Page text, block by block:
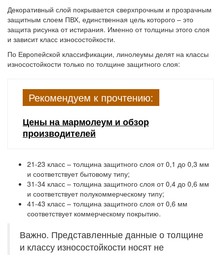
Декоративный слой покрывается сверхпрочным и прозрачным
защитным слоем ПВХ, единственная цель которого – это
защита рисунка от истирания. Именно от толщины этого слоя
и зависит класс износостойкости.
По Европейской классификации, линолеумы делят на классы
износостойкости только по толщине защитного слоя:
Рекомендуем к прочтению:
Цены на мармолеум и обзор
производителей
21-23 класс – толщина защитного слоя от 0,1 до 0,3 мм
и соответствует бытовому типу;
31-34 класс – толщина защитного слоя от 0,4 до 0,6 мм
и соответствует полукоммерческому типу;
41-43 класс – толщина защитного слоя от 0,6 мм
соответствует коммерческому покрытию.
Важно. Представленные данные о толщине
и классу износостойкости носят не